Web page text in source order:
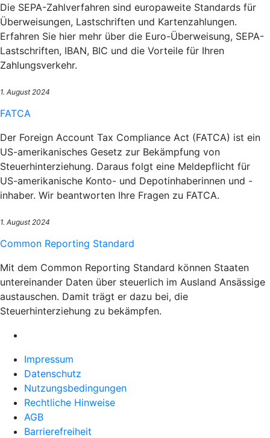
Die SEPA-Zahlverfahren sind europaweite Standards für
Überweisungen, Lastschriften und Kartenzahlungen.
Erfahren Sie hier mehr über die Euro-Überweisung, SEPA-
Lastschriften, IBAN, BIC und die Vorteile für Ihren
Zahlungsverkehr.
1. August 2024
FATCA
Der Foreign Account Tax Compliance Act (FATCA) ist ein
US-amerikanisches Gesetz zur Bekämpfung von
Steuerhinterziehung. Daraus folgt eine Meldepflicht für
US-amerikanische Konto- und Depotinhaberinnen und -
inhaber. Wir beantworten Ihre Fragen zu FATCA.
1. August 2024
Common Reporting Standard
Mit dem Common Reporting Standard können Staaten
untereinander Daten über steuerlich im Ausland Ansässige
austauschen. Damit trägt er dazu bei, die
Steuerhinterziehung zu bekämpfen.
Impressum
Datenschutz
Nutzungsbedingungen
Rechtliche Hinweise
AGB
Barrierefreiheit